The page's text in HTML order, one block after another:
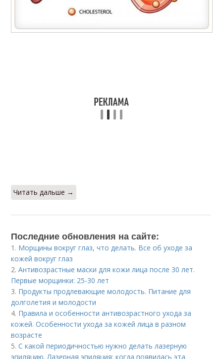
Читать дальше →
Последние обновления на сайте:
1. Морщины вокруг глаз, что делать. Все об уходе за
кожей вокруг глаз
2.Антивозрастные маски для кожи лица после 30 лет.
Первые морщинки: 25-30 лет
3. Продукты продлевающие молодость. Питание для
долголетия и молодости
4. Правила и особенности антивозрастного ухода за
кожей. Особенности ухода за кожей лица в разном
возрасте
5.С какой периодичностью нужно делать лазерную
эпиляцию. Лазерная эпиляция: когда появилась эта